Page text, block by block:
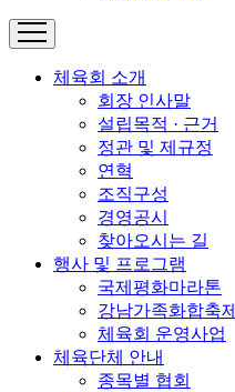
체육회 소개
회장 인사말
설립목적 · 근거
정관 및 제규정
연혁
조직구성
경영공시
찾아오시는 길
행사 및 프로그램
국제평화마라톤
강남가족화합축제
체육회 운영사업
체육단체 안내
종목별 협회